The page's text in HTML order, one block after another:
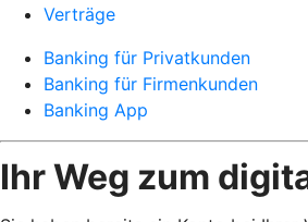
Verträge
Banking für Privatkunden
Banking für Firmenkunden
Banking App
Ihr Weg zum